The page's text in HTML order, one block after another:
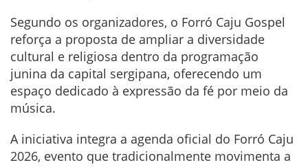
Segundo os organizadores, o Forró Caju Gospel
reforça a proposta de ampliar a diversidade
cultural e religiosa dentro da programação
junina da capital sergipana, oferecendo um
espaço dedicado à expressão da fé por meio da
música.
A iniciativa integra a agenda oficial do Forró Caju
2026, evento que tradicionalmente movimenta a